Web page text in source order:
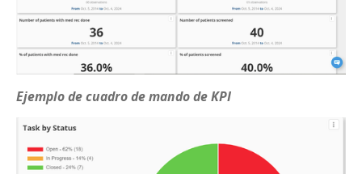
Ejemplo de cuadro de mando de KPI